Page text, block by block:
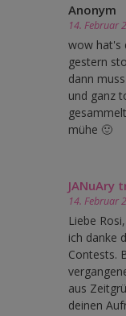
Anonym
14. Februar
wow hat's
gestern
dann
und ganz
mühe 🙂
JANuAry
14. Februar
Liebe Rosi,
ich danke
Contests.
aus
deinen